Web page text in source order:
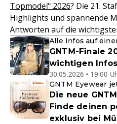
Topmodel" 2026? Die 21.
Highlights und spannende
Antworten auf die
Alle Infos auf
GNTM-Finale
wichtigen
30.05.2026 • 19:00
GNTM Eyewear
Die neue
Finde deinen
exklusiv bei